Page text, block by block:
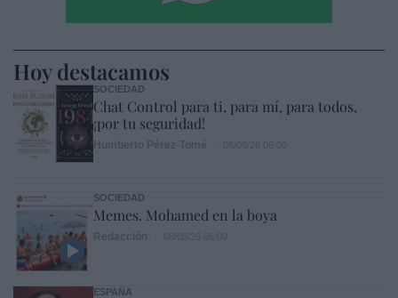
Hoy destacamos
SOCIEDAD
Chat Control para ti, para mí, para todos,
¡por tu seguridad!
SOCIEDAD
Memes. Mohamed en la boya
ESPAÑA